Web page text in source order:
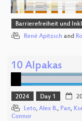
Barrierefreiheit und
René Apitzsch and
10 Alpakas
2024 Day 1
Leto, Alex B., Pan,
Connor